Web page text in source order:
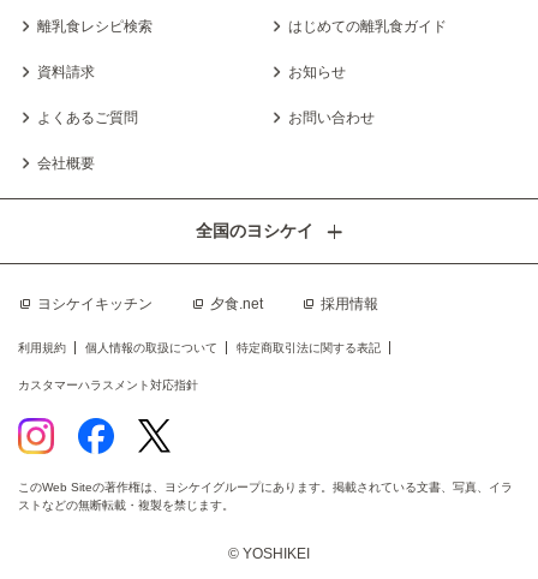
離乳食レシピ検索 はじめての離乳食ガイド
資料請求 お知らせ
よくあるご質問 お問い合わせ
会社概要
ヨシケイキッチン 夕食.net 採用情報
全国のヨシケイ
利用規約 個人情報の取扱について 特定商取引法に関する表記
カスタマーハラスメント対応指針
このWeb Siteの著作権は、ヨシケイグループにあります。掲載されている文書、写真、イラ
ストなどの無断転載・複製を禁じます。
© YOSHIKEI